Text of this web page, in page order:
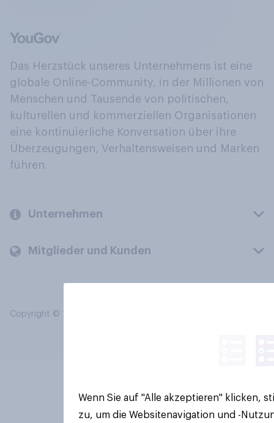
Das Herzstück unseres Unternehmens ist eine
globale Online-Community, in der Millionen von
Menschen und Tausende von politischen,
kulturellen und kommerziellen Organisationen
eine kontinuierliche Konversation über ihre
Überzeugungen, Verhaltensweisen und Marken
führen.
Unternehmen
Mitglieder und Kunden
Copyright © 2026 YouGov PLC. Alle Rechte vorbehalten.
Wenn Sie auf "Alle akzeptieren" klicken,
zu, um die Websitenavigation und -